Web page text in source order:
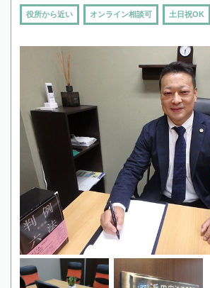
役所から近い オンライン相談可 土日祝OK